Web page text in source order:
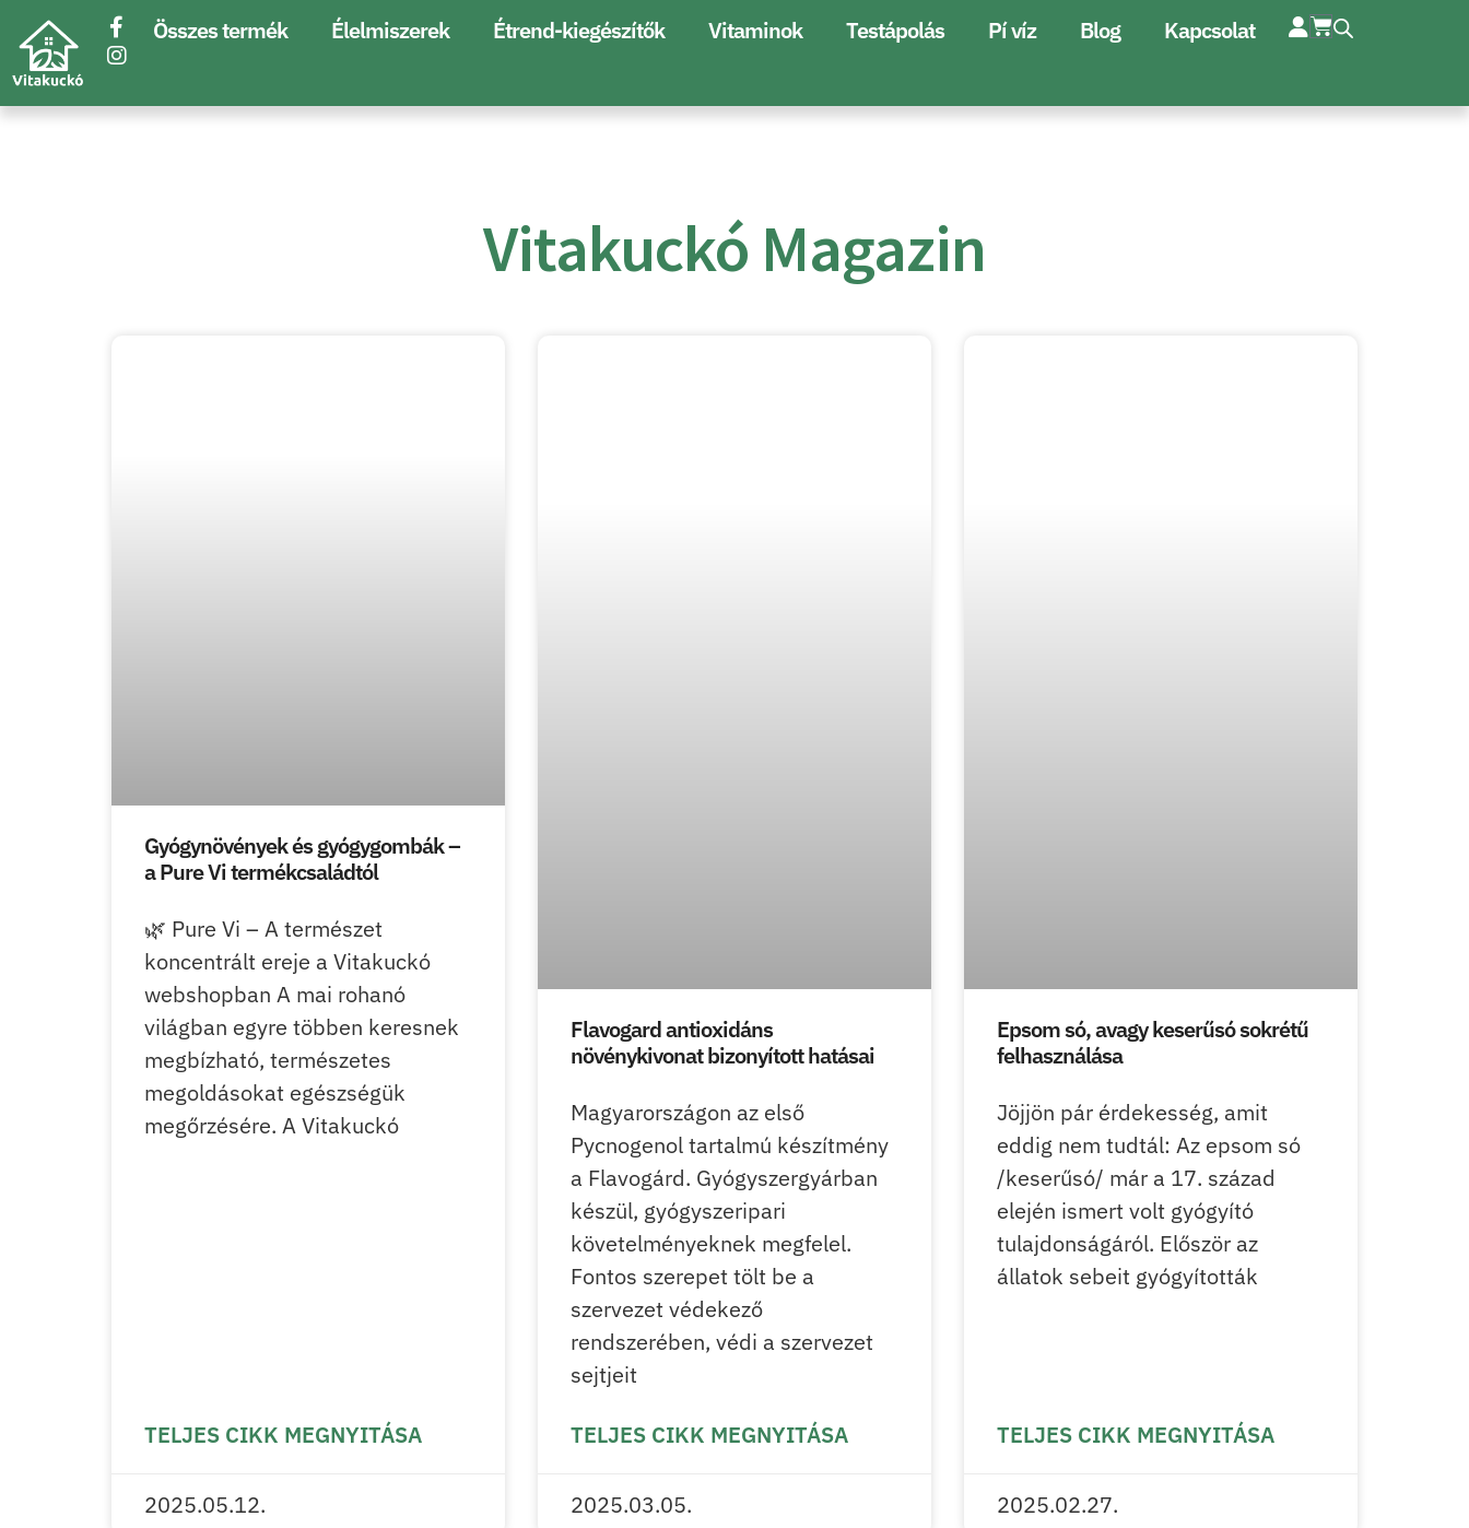
Összes termék Élelmiszerek Étrend-kiegészítők Vitaminok Testápolás Pí víz Blog Kapcsolat
Vitakuckó Magazin
Gyógynövények és gyógygombák –
a Pure Vi termékcsaládtól
🌿 Pure Vi – A természet
koncentrált ereje a Vitakuckó
webshopban A mai rohanó
világban egyre többen keresnek
megbízható, természetes
megoldásokat egészségük
megőrzésére. A Vitakuckó
TELJES CIKK MEGNYITÁSA
2025.05.12.
Flavogard antioxidáns
növénykivonat bizonyított hatásai
Magyarországon az első
Pycnogenol tartalmú készítmény
a Flavogárd. Gyógyszergyárban
készül, gyógyszeripari
követelményeknek megfelel.
Fontos szerepet tölt be a
szervezet védekező
rendszerében, védi a szervezet
sejtjeit
TELJES CIKK MEGNYITÁSA
2025.03.05.
Epsom só, avagy keserűsó sokrétű
felhasználása
Jöjjön pár érdekesség, amit
eddig nem tudtál: Az epsom só
/keserűsó/ már a 17. század
elején ismert volt gyógyító
tulajdonságáról. Először az
állatok sebeit gyógyították
TELJES CIKK MEGNYITÁSA
2025.02.27.